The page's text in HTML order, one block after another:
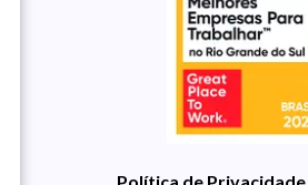
Política de Privacidade